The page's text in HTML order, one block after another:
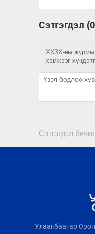
Сэтгэгдэл
ХХЗХ-ны журмын
хэмжээг
Сэтгэгдэл
Улаанбаатар